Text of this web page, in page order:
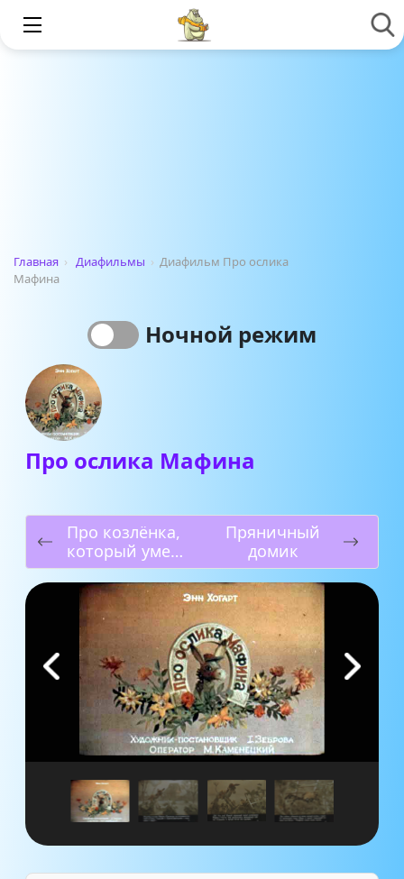
Главная › Диафильмы › Диафильм Про ослика
Мафина
Ночной режим
Про ослика Мафина
Про козлёнка,
который умел
считать до
десяти
Пряничный
домик